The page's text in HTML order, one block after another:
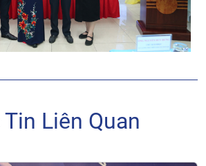
Tin Liên Quan